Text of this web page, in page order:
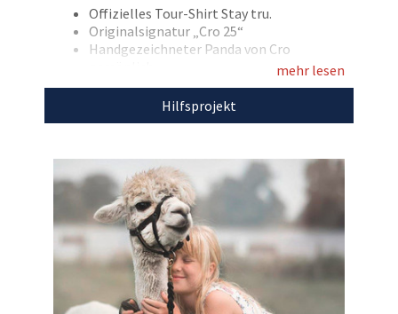
unterstützen Sie gleichzeitig wünschdirwas e.V.
Jetzt mitbieten und Gutes tun!
weitereeinzigartige Auktionenfür den guten
Offizielles Tour‑Shirt Stay tru.
Originalsignatur „Cro 25“
Handgezeichneter Panda von Cro
Größe M
100% Baumwolle
denwünschdirwas e.V.
mehr lesen
Hilfsprojekt